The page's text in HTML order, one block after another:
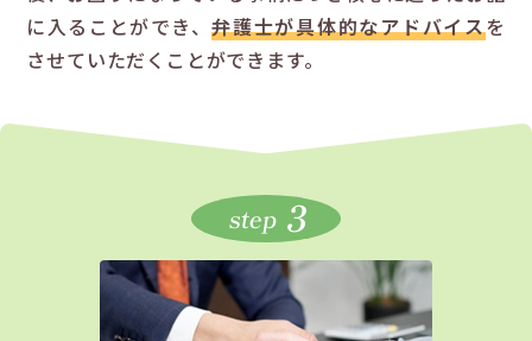
に入ることができ、弁護士が具体的なアドバイスを
させていただくことができます。
step3